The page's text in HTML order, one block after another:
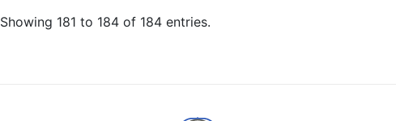
Showing 181 to 184 of 184 entries.